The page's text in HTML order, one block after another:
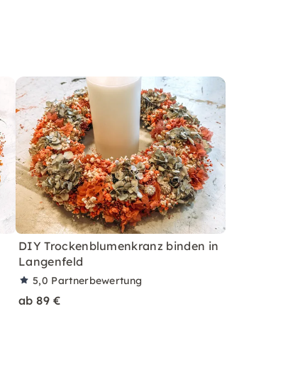
DIY Trockenblumenkranz binden in
Langenfeld
5,0 Partnerbewertung
ab 89 €